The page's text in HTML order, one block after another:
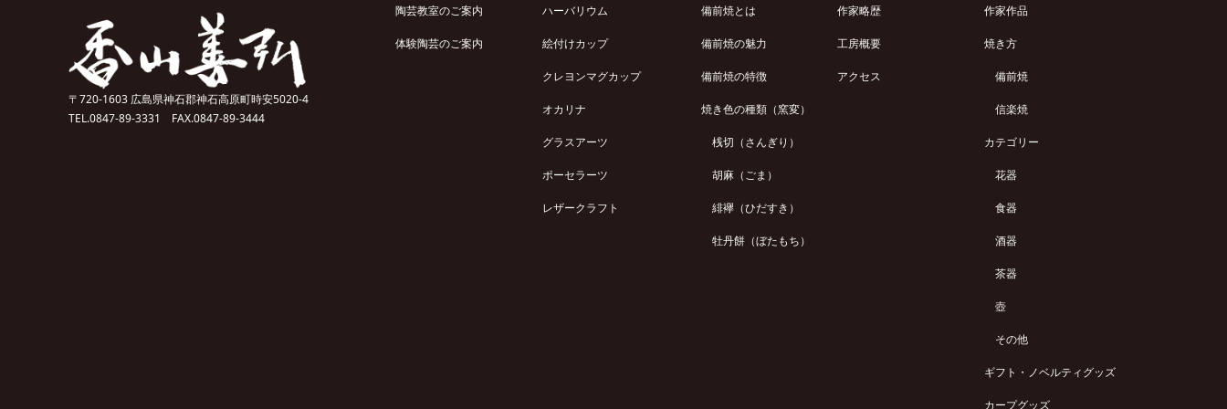
〒720-1603 広島県神石郡神石高原町時安5020-4
TEL.0847-89-3331 FAX.0847-89-3444
陶芸教室のご案内
体験陶芸のご案内
ハーバリウム
絵付けカップ
クレヨンマグカップ
オカリナ
グラスアーツ
ポーセラーツ
レザークラフト
備前焼とは
備前焼の魅力
備前焼の特徴
焼き色の種類（窯変）
桟切（さんぎり）
胡麻（ごま）
緋襷（ひだすき）
牡丹餅（ぼたもち）
作家略歴
工房概要
アクセス
作家作品
焼き方
備前焼
信楽焼
カテゴリー
花器
食器
酒器
茶器
壺
その他
ギフト・ノベルティグッズ
カープグッズ